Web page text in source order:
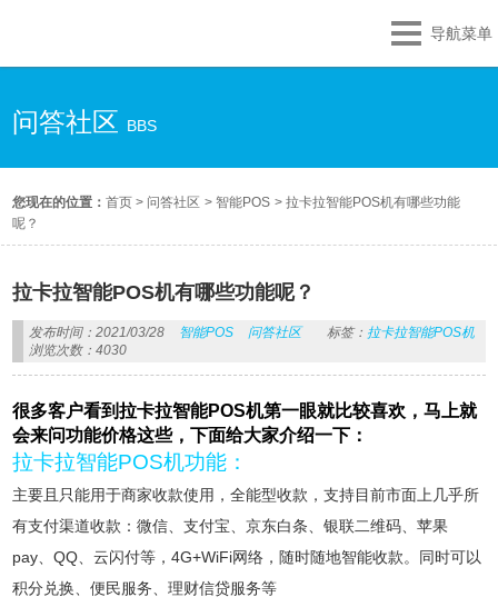
导航菜单
问答社区 BBS
您现在的位置：首页 > 问答社区 >智能POS >拉卡拉智能POS机有哪些功能
呢？
拉卡拉智能POS机有哪些功能呢？
发布时间：2021/03/28 智能POS 问答社区 标签： 拉卡拉智能POS机
浏览次数：4030
很多客户看到拉卡拉智能POS机第一眼就比较喜欢，马上就
会来问功能价格这些，下面给大家介绍一下：
拉卡拉智能POS机功能：
主要且只能用于商家收款使用，全能型收款，支持目前市面上几乎所
有支付渠道收款：微信、支付宝、京东白条、银联二维码、苹果
pay、QQ、云闪付等，4G+WiFi网络，随时随地智能收款。同时可以
积分兑换、便民服务、理财信贷服务等